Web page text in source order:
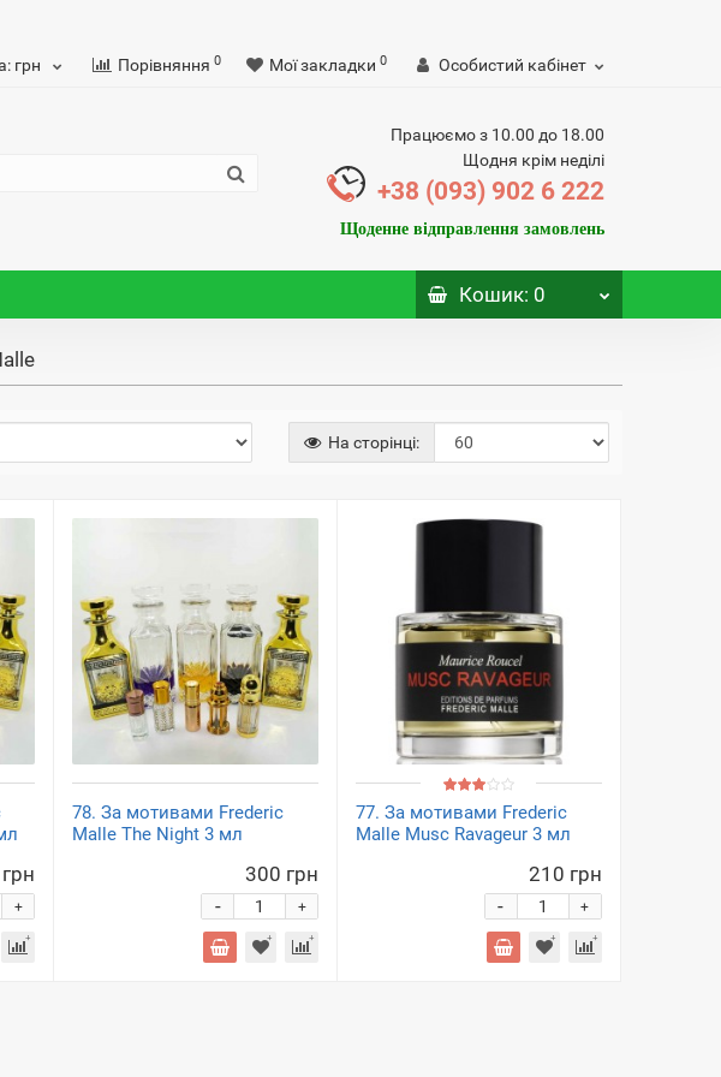
грн Порівняння 0 Мої закладки 0 Особистий кабінет
Працюємо з 10.00 до 18.00
Щодня крім неділі
+38 (093) 902 6 222
Щоденне відправлення замовлень
Кошик: 0
На сторінці:
+
78. За мотивами Frederic
Malle The Night 3 мл
300 грн
+
-
77. За мотивами Frederic
Malle Musc Ravageur 3 мл
210 грн
+
-